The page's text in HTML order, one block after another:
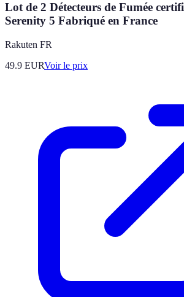
Lot de 2 Détecteurs de Fumée
Serenity 5 Fabriqué en France
Rakuten FR
49.9 EURVoir le prix